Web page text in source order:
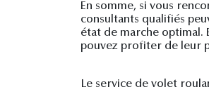
En somme, si vous
consultants qualifiés
état de marche optimal.
pouvez profiter de leur
Le service de volet